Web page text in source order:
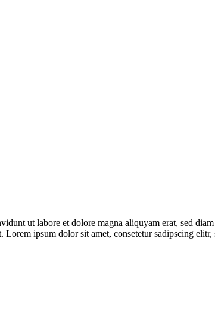
ut labore et dolore magna aliquyam erat, sed
ipsum dolor sit amet, consetetur sadipscing elitr,